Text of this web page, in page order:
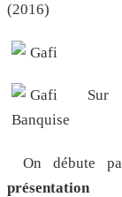
(2016)
On débute
présentation